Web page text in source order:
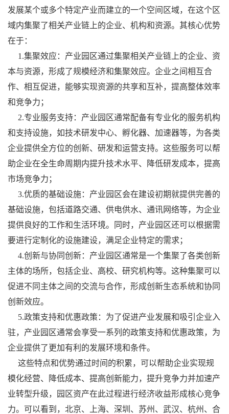
发展某个或多个特定产业而建立的一个空间区域，在这个区
域内集聚了相关产业链上的企业、机构和资源。其核心优势
在于：
1.集聚效应：产业园区通过集聚相关产业链上的企业、资
本与资源，形成了规模经济和集聚效应。企业之间相互合
作、相互促进，能够实现资源的共享和互补，提高整体效率
和竞争力；
2.专业服务支持：产业园区通常配备有专业化的服务机构
和支持设施，如技术研发中心、孵化器、加速器等，为各类
企业提供全方位的创新、研发和运营支持。这些服务可以帮
助企业在全生命周期内提升技术水平、降低研发成本，提高
市场竞争力；
3.优质的基础设施：产业园区会在建设初期就提供完善的
基础设施，包括道路交通、供电供水、通讯网络等，为企业
提供良好的工作和生活环境。同时，产业园区还可以根据需
要进行定制化的设施建设，满足企业特定的需求；
4.创新与协同创新：产业园区通常是一个集聚了各类创新
主体的场所，包括企业、高校、研究机构等。这种集聚可以
促进不同主体之间的交流与合作，形成创新生态系统和协同
创新效应。
5.政策支持和优惠政策：为了促进产业发展和吸引企业入
驻，产业园区通常会享受一系列的政策支持和优惠政策，为
企业提供了更加有利的发展环境和条件。
这些特点和优势通过时间的积累，可以帮助企业实现规
模化经营、降低成本、提高创新能力，提升竞争力并加速产
业转型升级，园区资产在此过程进行经济收益形成核心竞争
力。可以看到，北京、上海、深圳、苏州、武汉、杭州、合